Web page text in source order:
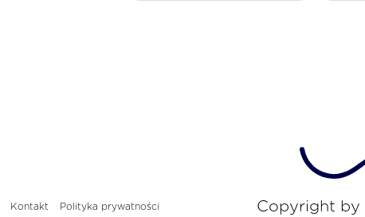
Kontakt Polityka prywatności Copyright by